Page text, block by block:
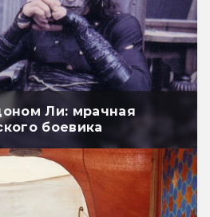
Ли: мрачная
боевика